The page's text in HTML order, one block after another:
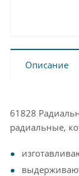
Описание
61828
радиальные,